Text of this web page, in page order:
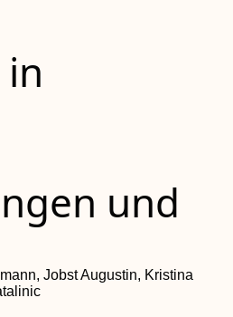
und
Jobst Augustin, Kristina